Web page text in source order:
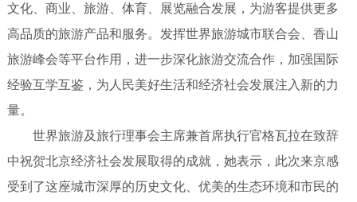
文化、商业、旅游、体育、展览融合发展，为游客提供更多
高品质的旅游产品和服务。发挥世界旅游城市联合会、香山
旅游峰会等平台作用，进一步深化旅游交流合作，加强国际
经验互学互鉴，为人民美好生活和经济社会发展注入新的力
量。
世界旅游及旅行理事会主席兼首席执行官格瓦拉在致辞
中祝贺北京经济社会发展取得的成就，她表示，此次来京感
受到了这座城市深厚的历史文化、优美的生态环境和市民的